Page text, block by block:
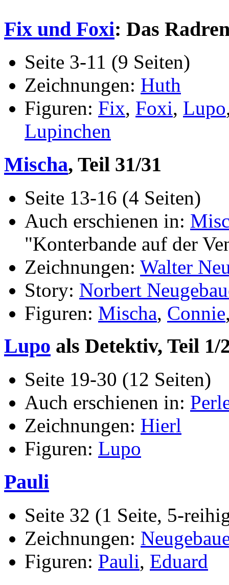
Fix und Foxi: Das
Seite 3-11 (9 Seiten)
Zeichnungen: Huth
Figuren: Fix, Foxi, Lupo
Lupinchen
Mischa, Teil 31/31
Seite 13-16 (4 Seiten)
Auch erschienen in:
"Konterbande auf der
Zeichnungen: Walter
Story: Norbert
Figuren: Mischa, Connie
Lupo als Detektiv, Teil 1/
Seite 19-30 (12 Seiten)
Auch erschienen in:
Zeichnungen: Hierl
Figuren: Lupo
Pauli
Seite 32 (1 Seite, 5-
Zeichnungen:
Figuren: Pauli, Eduard